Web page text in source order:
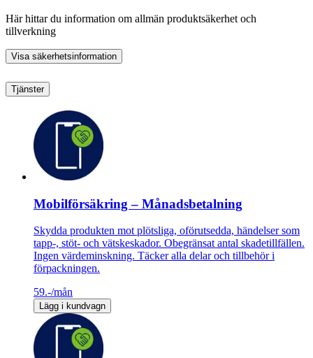
Här hittar du information om allmän produktsäkerhet och
tillverkning
Visa säkerhetsinformation
Tjänster
Mobilförsäkring – Månadsbetalning
Skydda produkten mot plötsliga, oförutsedda, händelser som
tapp-, stöt- och vätskeskador. Obegränsat antal skadetillfällen.
Ingen värdeminskning. Täcker alla delar och tillbehör i
förpackningen.
59.-/mån
Lägg i kundvagn